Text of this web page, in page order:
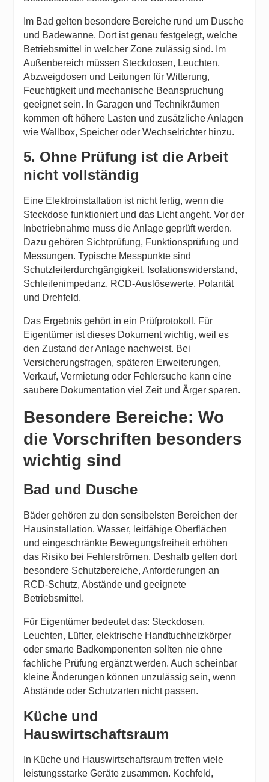
Im Bad gelten besondere Bereiche rund um Dusche
und Badewanne. Dort ist genau festgelegt, welche
Betriebsmittel in welcher Zone zulässig sind. Im
Außenbereich müssen Steckdosen, Leuchten,
Abzweigdosen und Leitungen für Witterung,
Feuchtigkeit und mechanische Beanspruchung
geeignet sein. In Garagen und Technikräumen
kommen oft höhere Lasten und zusätzliche Anlagen
wie Wallbox, Speicher oder Wechselrichter hinzu.
5. Ohne Prüfung ist die Arbeit
nicht vollständig
Eine Elektroinstallation ist nicht fertig, wenn die
Steckdose funktioniert und das Licht angeht. Vor der
Inbetriebnahme muss die Anlage geprüft werden.
Dazu gehören Sichtprüfung, Funktionsprüfung und
Messungen. Typische Messpunkte sind
Schutzleiterdurchgängigkeit, Isolationswiderstand,
Schleifenimpedanz, RCD-Auslösewerte, Polarität
und Drehfeld.
Das Ergebnis gehört in ein Prüfprotokoll. Für
Eigentümer ist dieses Dokument wichtig, weil es
den Zustand der Anlage nachweist. Bei
Versicherungsfragen, späteren Erweiterungen,
Verkauf, Vermietung oder Fehlersuche kann eine
saubere Dokumentation viel Zeit und Ärger sparen.
Besondere Bereiche: Wo
die Vorschriften besonders
wichtig sind
Bad und Dusche
Bäder gehören zu den sensibelsten Bereichen der
Hausinstallation. Wasser, leitfähige Oberflächen
und eingeschränkte Bewegungsfreiheit erhöhen
das Risiko bei Fehlerströmen. Deshalb gelten dort
besondere Schutzbereiche, Anforderungen an
RCD-Schutz, Abstände und geeignete
Betriebsmittel.
Für Eigentümer bedeutet das: Steckdosen,
Leuchten, Lüfter, elektrische Handtuchheizkörper
oder smarte Badkomponenten sollten nie ohne
fachliche Prüfung ergänzt werden. Auch scheinbar
kleine Änderungen können unzulässig sein, wenn
Abstände oder Schutzarten nicht passen.
Küche und
Hauswirtschaftsraum
In Küche und Hauswirtschaftsraum treffen viele
leistungsstarke Geräte zusammen. Kochfeld,